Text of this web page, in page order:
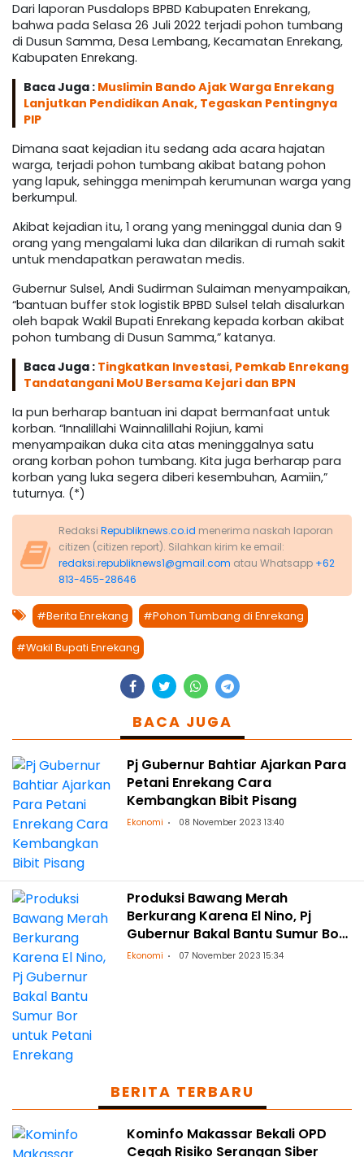
Dari laporan Pusdalops BPBD Kabupaten Enrekang,
bahwa pada Selasa 26 Juli 2022 terjadi pohon tumbang
di Dusun Samma, Desa Lembang, Kecamatan Enrekang,
Kabupaten Enrekang.
Baca Juga : Muslimin Bando Ajak Warga Enrekang
Lanjutkan Pendidikan Anak, Tegaskan Pentingnya
PIP
Dimana saat kejadian itu sedang ada acara hajatan
warga, terjadi pohon tumbang akibat batang pohon
yang lapuk, sehingga menimpah kerumunan warga yang
berkumpul.
Akibat kejadian itu, 1 orang yang meninggal dunia dan 9
orang yang mengalami luka dan dilarikan di rumah sakit
untuk mendapatkan perawatan medis.
Gubernur Sulsel, Andi Sudirman Sulaiman menyampaikan,
“bantuan buffer stok logistik BPBD Sulsel telah disalurkan
oleh bapak Wakil Bupati Enrekang kepada korban akibat
pohon tumbang di Dusun Samma,” katanya.
Baca Juga : Tingkatkan Investasi, Pemkab Enrekang
Tandatangani MoU Bersama Kejari dan BPN
Ia pun berharap bantuan ini dapat bermanfaat untuk
korban. “Innalillahi Wainnalillahi Rojiun, kami
menyampaikan duka cita atas meninggalnya satu
orang korban pohon tumbang. Kita juga berharap para
korban yang luka segera diberi kesembuhan, Aamiin,”
tuturnya. (*)
Redaksi Republiknews.co.id menerima naskah laporan
citizen (citizen report). Silahkan kirim ke email:
redaksi.republiknews1@gmail.com atau Whatsapp +62
813-455-28646
#Berita Enrekang #Pohon Tumbang di Enrekang
#Wakil Bupati Enrekang
BACA JUGA
Pj Gubernur Bahtiar Ajarkan Para
Petani Enrekang Cara
Kembangkan Bibit Pisang
Ekonomi 08 November 2023 13:40
Produksi Bawang Merah
Berkurang Karena El Nino, Pj
Gubernur Bakal Bantu Sumur Bor
untuk Petani Enrekang
Ekonomi 07 November 2023 15:34
BERITA TERBARU
Kominfo Makassar Bekali OPD
Cegah Risiko Serangan Siber